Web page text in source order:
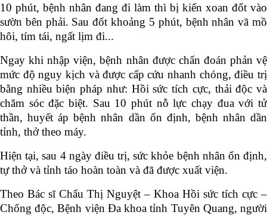
10 phút, bệnh nhân đang đi làm thì bị kiến xoan đốt vào
sườn bên phải. Sau đốt khoảng 5 phút, bệnh nhân vã mồ
hôi, tím tái, ngất lịm đi...
Ngay khi nhập viện, bệnh nhân được chẩn đoán phản vệ
mức độ nguy kịch và được cấp cứu nhanh chóng, điều trị
bằng nhiều biện pháp như: Hồi sức tích cực, thải độc và
chăm sóc đặc biệt. Sau 10 phút nỗ lực chạy đua với tử
thần, huyết áp bệnh nhân dần ổn định, bệnh nhân dần
tỉnh, thở theo máy.
Hiện tại, sau 4 ngày điều trị, sức khỏe bệnh nhân ổn định,
tự thở và tỉnh táo hoàn toàn và đã được xuất viện.
Theo Bác sĩ Chẩu Thị Nguyệt – Khoa Hồi sức tích cực –
Chống độc, Bệnh viện Đa khoa tỉnh Tuyên Quang, người